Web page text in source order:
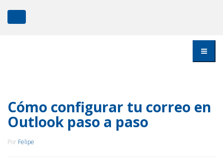
Cómo configurar tu correo en
Outlook paso a paso
Por Felipe